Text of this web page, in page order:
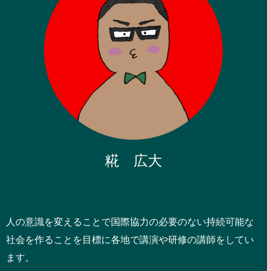
糀 広大
人の意識を変えることで国際協力の必要のない持続可能な
社会を作ることを目標に各地で講演や研修の講師をしてい
ます。